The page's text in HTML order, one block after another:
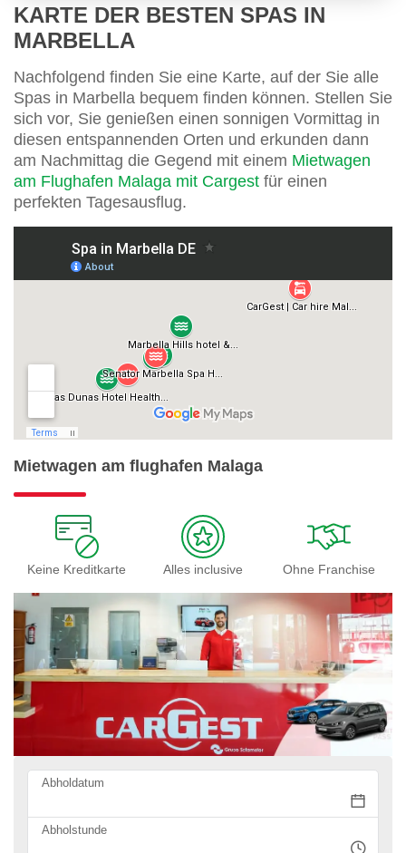
KARTE DER BESTEN SPAS IN
MARBELLA
Nachfolgend finden Sie eine Karte, auf der Sie alle
Spas in Marbella bequem finden können. Stellen Sie
sich vor, Sie genießen einen sonnigen Vormittag in
diesen entspannenden Orten und erkunden dann
am Nachmittag die Gegend mit einem Mietwagen
am Flughafen Malaga mit Cargest für einen
perfekten Tagesausflug.
Mietwagen am flughafen Malaga
Keine Kreditkarte Alles inclusive Ohne Franchise
Abholdatum
Abholstunde